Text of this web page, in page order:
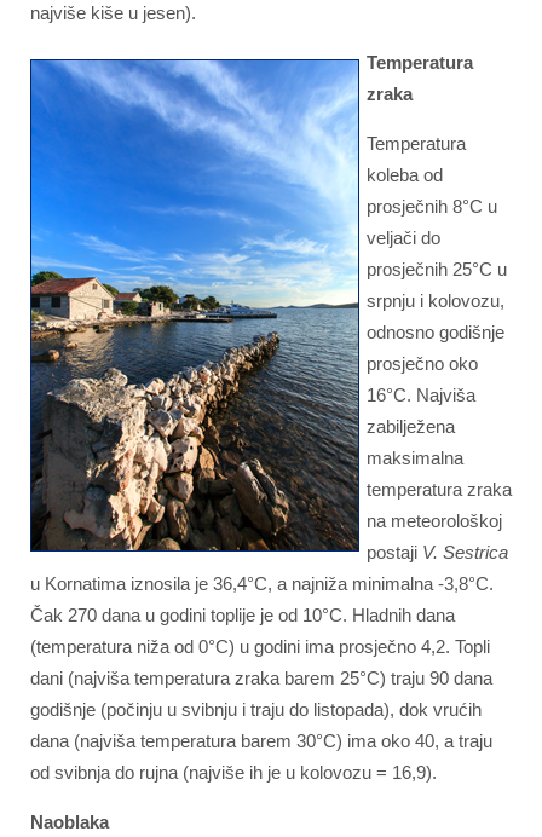
najviše kiše u jesen).
Temperatura
zraka
Temperatura
koleba od
prosječnih 8°C u
veljači do
prosječnih 25°C u
srpnju i kolovozu,
odnosno godišnje
prosječno oko
16°C. Najviša
zabilježena
maksimalna
temperatura zraka
na meteorološkoj
postaji V. Sestrica
u Kornatima iznosila je 36,4°C, a najniža minimalna -3,8°C.
Čak 270 dana u godini toplije je od 10°C. Hladnih dana
(temperatura niža od 0°C) u godini ima prosječno 4,2. Topli
dani (najviša temperatura zraka barem 25°C) traju 90 dana
godišnje (počinju u svibnju i traju do listopada), dok vrućih
dana (najviša temperatura barem 30°C) ima oko 40, a traju
od svibnja do rujna (najviše ih je u kolovozu = 16,9).
Naoblaka